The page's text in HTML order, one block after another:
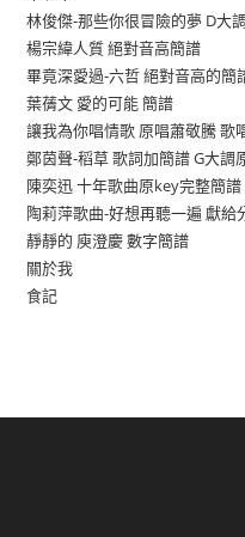
林俊傑-那些你很冒險的夢 D大
楊宗緯人質 絕對音高簡譜
畢竟深愛過-六哲 絕對音高的簡
葉蒨文 愛的可能 簡譜
讓我為你唱情歌 原唱蕭敬騰 歌
鄭茵聲-稻草 歌詞加簡譜 G大調
陳奕迅 十年歌曲原key完整簡
陶莉萍歌曲-好想再聽一遍 獻
靜靜的 庾澄慶 數字簡譜
關於我
食記